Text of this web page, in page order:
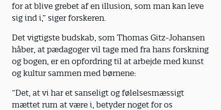
for at blive grebet af en illusion, som man kan leve
sig ind i,” siger forskeren.
Det vigtigste budskab, som Thomas Gitz-Johansen
håber, at pædagoger vil tage med fra hans forskning
og bogen, er en opfordring til at arbejde med kunst
og kultur sammen med børnene:
”Det, at vi har et sanseligt og følelsesmæssigt
mættet rum at være i, betyder noget for os